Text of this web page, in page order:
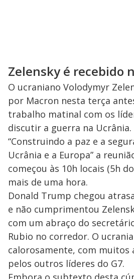
Zelensky é recebido
O ucraniano Volodymyr
por Macron nesta terça
trabalho matinal com os
discutir a guerra na
“Construindo a paz e a
Ucrânia e a Europa” a
começou às 10h locais (5h
mais de uma hora.
Donald Trump chegou
e não cumprimentou
com um abraço do
Rubio no corredor. O
calorosamente, com muitos
pelos outros líderes do G7.